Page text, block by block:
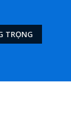
TRỌNG